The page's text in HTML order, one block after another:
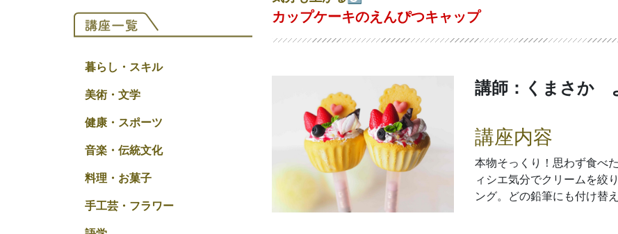
暮らし・スキル
美術・文学
健康・スポーツ
音楽・伝統文化
料理・お菓子
手工芸・フラワー
カップケーキのえんぴつキャップ
講師：くまさか
講座内容
本物そっくり！思わず食べ
ィシエ気分でクリームを絞
ング。どの鉛筆にも付け替